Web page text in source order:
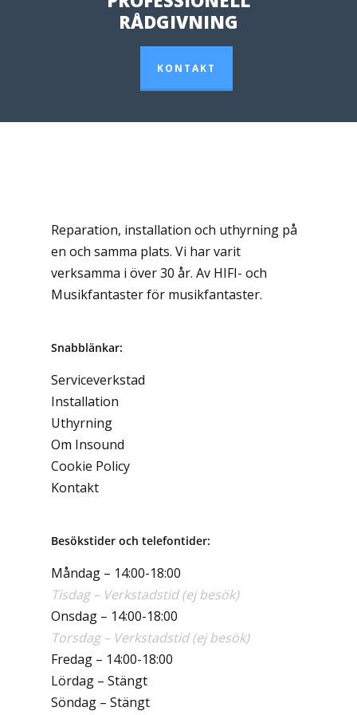
RÅDGIVNING
KONTAKT
Reparation, installation och uthyrning på
en och samma plats. Vi har varit
verksamma i över 30 år. Av HIFI- och
Musikfantaster för musikfantaster.
Snabblänkar:
Serviceverkstad
Installation
Uthyrning
Om Insound
Cookie Policy
Kontakt
Besökstider och telefontider:
Måndag – 14:00-18:00
Tisdag – Verkstadstid (ej besök)
Onsdag – 14:00-18:00
Torsdag – Verkstadstid (ej besök)
Fredag – 14:00-18:00
Lördag – Stängt
Söndag – Stängt